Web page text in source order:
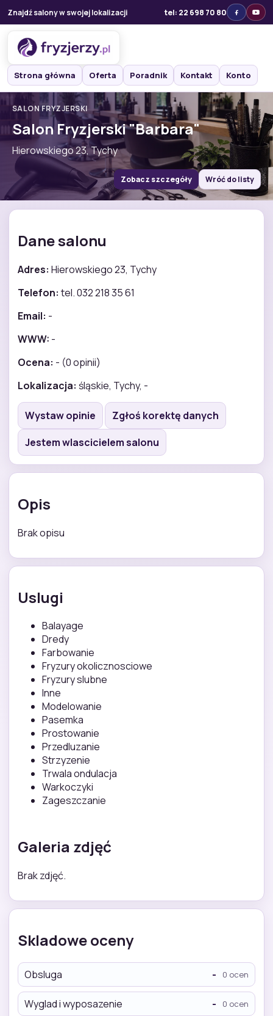
Znajdź salony w swojej lokalizacji tel: 22 698 70 80
Strona główna Oferta Poradnik Kontakt Konto
SALON FRYZJERSKI
Salon Fryzjerski "Barbara"
Hierowskiego 23, Tychy
Zobacz szczegóły Wróć do listy
Dane salonu
Adres: Hierowskiego 23, Tychy
Telefon: tel. 032 218 35 61
Email: -
WWW: -
Ocena: - (0 opinii)
Lokalizacja: śląskie, Tychy, -
Wystaw opinie
Zgłoś korektę danych
Jestem wlascicielem salonu
Opis
Brak opisu
Uslugi
Balayage
Dredy
Farbowanie
Fryzury okolicznosciowe
Fryzury slubne
Inne
Modelowanie
Pasemka
Prostowanie
Przedluzanie
Strzyzenie
Trwala ondulacja
Warkoczyki
Zageszczanie
Galeria zdjęć
Brak zdjęć.
Skladowe oceny
Obsluga - 0 ocen
Wyglad i wyposazenie - 0 ocen